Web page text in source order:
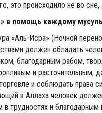
это происходило не во сне,
в помощь каждому
«Аль-Исра» (Ночной
должен обладать
благодарным рабом,
и расточительным,
и соблюдать права
в Аллаха человек
трудностях и благодарным